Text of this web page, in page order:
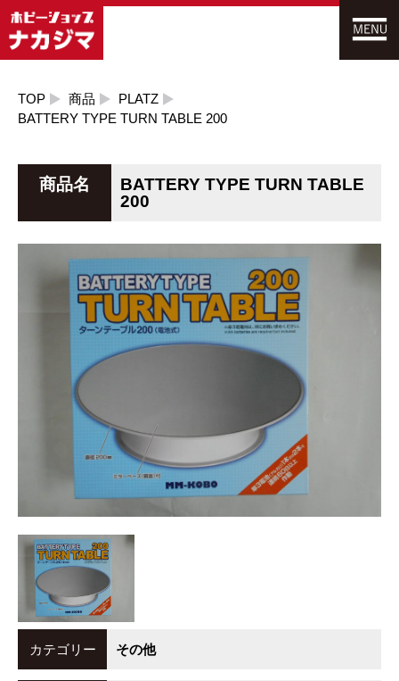
TOP 商品
PLATZ
BATTERY TYPE TURN TABLE 200
商品名
BATTERY TYPE TURN TABLE
200
カテゴリー その他